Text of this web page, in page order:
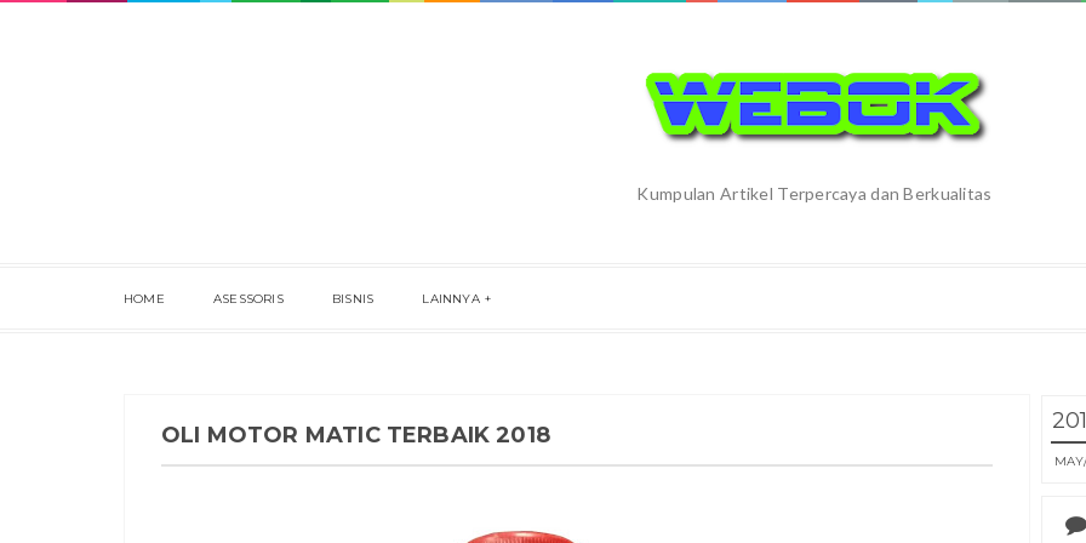
Kumpulan Artikel Terpercaya dan Berkualitas
HOME ASESSORIS BISNIS LAINNYA
MAY
OLI MOTOR MATIC TERBAIK 2018